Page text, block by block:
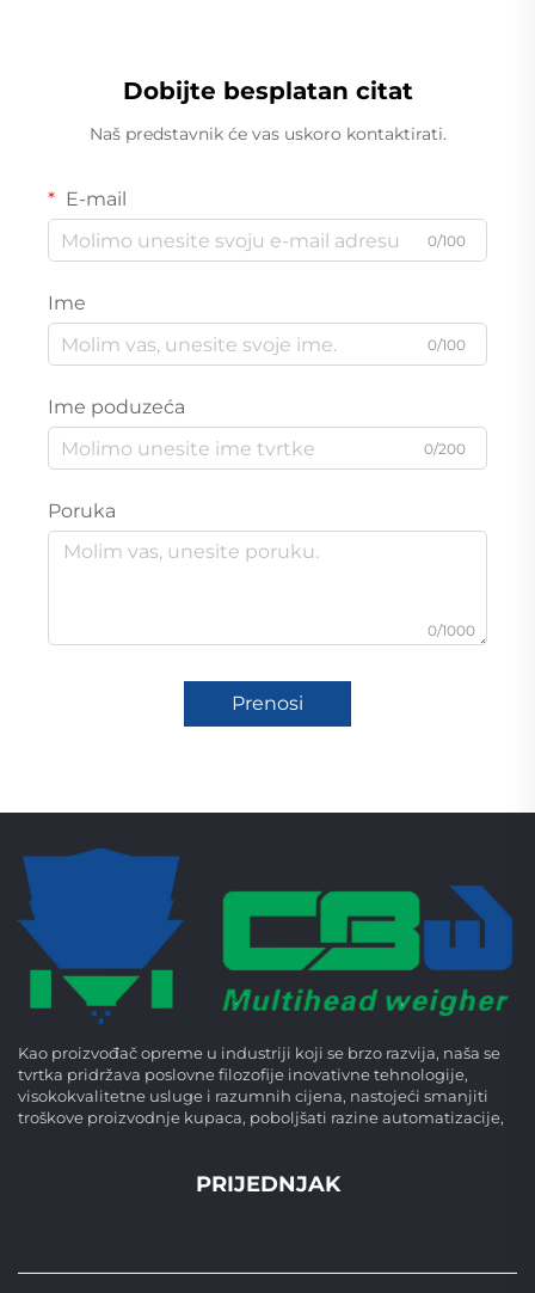
Dobijte besplatan citat
Naš predstavnik će vas uskoro kontaktirati.
E-mail
0/100
Ime
0/100
Ime poduzeća
0/200
Poruka
0/1000
Prenosi
Kao proizvođač opreme u industriji koji se brzo razvija, naša se
tvrtka pridržava poslovne filozofije inovativne tehnologije,
visokokvalitetne usluge i razumnih cijena, nastojeći smanjiti
troškove proizvodnje kupaca, poboljšati razine automatizacije,
PRIJEDNJAK